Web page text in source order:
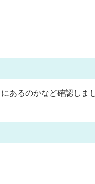
あるのかなど確認しま